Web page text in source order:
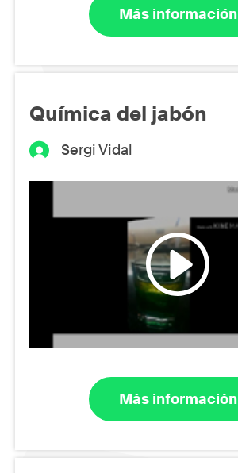
Más información
Química del jabón
Sergi Vidal
Más información